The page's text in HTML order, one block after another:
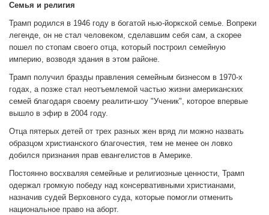
Семья и религия
Трамп родился в 1946 году в богатой нью-йоркской семье. Вопреки
легенде, он не стал человеком, сделавшим себя сам, а скорее
пошел по стопам своего отца, который построил семейную
империю, возводя здания в этом районе.
Трамп получил бразды правления семейным бизнесом в 1970-х
годах, а позже стал неотъемлемой частью жизни американских
семей благодаря своему реалити-шоу "Ученик", которое впервые
вышло в эфир в 2004 году.
Отца пятерых детей от трех разных жен вряд ли можно назвать
образцом христианского благочестия, тем не менее он ловко
добился признания прав евангелистов в Америке.
Постоянно восхваляя семейные и религиозные ценности, Трамп
одержал громкую победу над консервативными христианами,
назначив судей Верховного суда, которые помогли отменить
национальное право на аборт.